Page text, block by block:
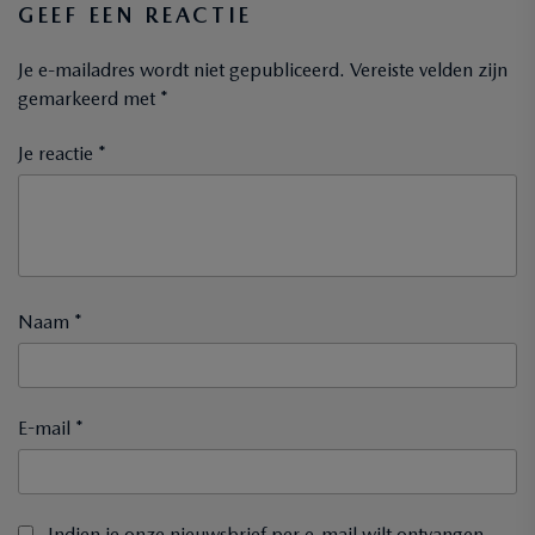
GEEF EEN REACTIE
Je e-mailadres wordt niet gepubliceerd. Vereiste velden zijn
gemarkeerd met *
Je reactie *
Naam *
E-mail *